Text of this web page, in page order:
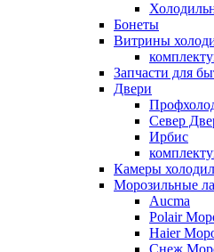
Бонеты
Витрины
Запчасти для
Двери
Север
Ирбис
Камеры
Морозильные
Aucma
Polair
Haier